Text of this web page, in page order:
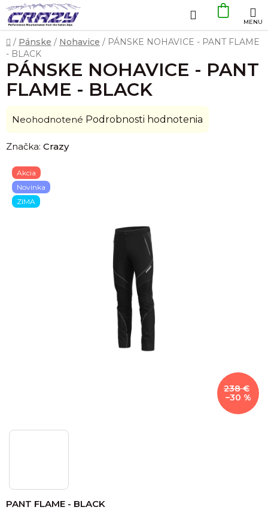
Prejsť
na
obsah
Hľadať
KOŠÍK
Domov
/ Pánske / Nohavice / PÁNSKE NOHAVICE - PANT FLAME
- BLACK
PANT FLAME - BLACK
PÁNSKE NOHAVICE - PANT
FLAME - BLACK
Priemerné
produktu
0,0
z
5
Neohodnotené Podrobnosti hodnotenia
Značka: Crazy
Akcia
Novinka
ZIMA
238 €
–30 %